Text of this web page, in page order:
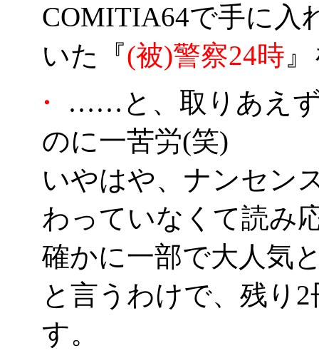
COMITIA64で手に入
いた『(被)警察24時
・
……と、取りあえ
のに一苦労(笑)
いやはや、ナンセン
わっていなくて読み
確かに一部で大人気
と言うわけで、残り
す。